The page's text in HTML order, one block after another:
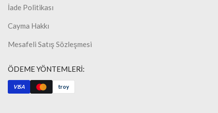
İade Politikası
Cayma Hakkı
Mesafeli Satış Sözleşmesi
ÖDEME YÖNTEMLERİ:
VISA troy